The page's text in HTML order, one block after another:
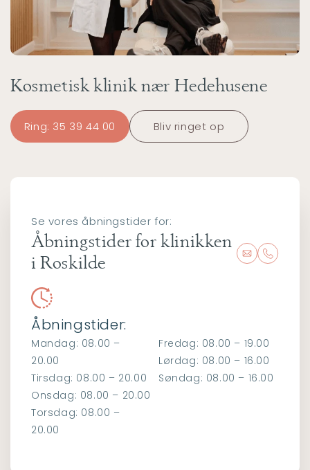
Kosmetisk klinik nær Hedehusene
Ring: 35 39 44 00 Bliv ringet op
Se vores åbningstider for:
Åbningstider for klinikken
i Roskilde
Åbningstider:
Mandag: 08.00 –
20.00
Tirsdag: 08.00 – 20.00
Onsdag: 08.00 – 20.00
Torsdag: 08.00 –
20.00
Fredag: 08.00 – 19.00
Lørdag: 08.00 – 16.00
Søndag: 08.00 – 16.00